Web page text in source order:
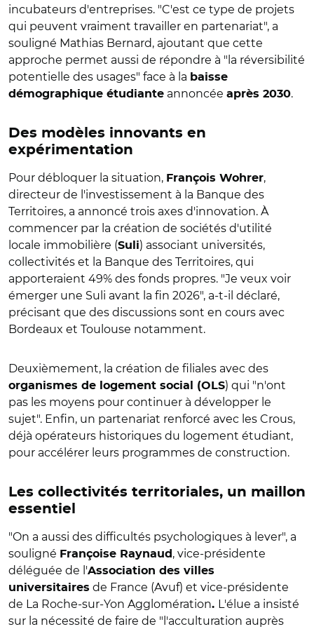
incubateurs d'entreprises. "C'est ce type de projets
qui peuvent vraiment travailler en partenariat", a
souligné Mathias Bernard, ajoutant que cette
approche permet aussi de répondre à "la réversibilité
potentielle des usages" face à la baisse
démographique étudiante annoncée après 2030.
Des modèles innovants en
expérimentation
Pour débloquer la situation, François Wohrer,
directeur de l'investissement à la Banque des
Territoires, a annoncé trois axes d'innovation. À
commencer par la création de sociétés d'utilité
locale immobilière (Suli) associant universités,
collectivités et la Banque des Territoires, qui
apporteraient 49% des fonds propres. "Je veux voir
émerger une Suli avant la fin 2026", a-t-il déclaré,
précisant que des discussions sont en cours avec
Bordeaux et Toulouse notamment.
Deuxièmement, la création de filiales avec des
organismes de logement social (OLS) qui "n'ont
pas les moyens pour continuer à développer le
sujet". Enfin, un partenariat renforcé avec les Crous,
déjà opérateurs historiques du logement étudiant,
pour accélérer leurs programmes de construction.
Les collectivités territoriales, un maillon
essentiel
"On a aussi des difficultés psychologiques à lever", a
souligné Françoise Raynaud , vice-présidente
déléguée de l'Association des villes
universitaires de France (Avuf) et vice-présidente
de La Roche-sur-Yon Agglomération. L'élue a insisté
sur la nécessité de faire de "l'acculturation auprès